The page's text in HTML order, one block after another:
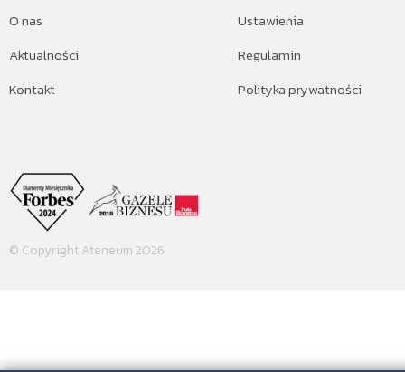
O nas
Aktualności
Kontakt
Ustawienia
Regulamin
Polityka prywatności
© Copyright Ateneum 2026